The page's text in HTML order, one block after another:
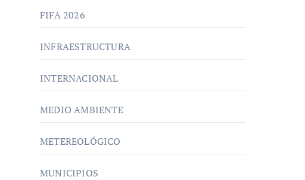
FIFA 2026
INFRAESTRUCTURA
INTERNACIONAL
MEDIO AMBIENTE
METEREOLÓGICO
MUNICIPIOS